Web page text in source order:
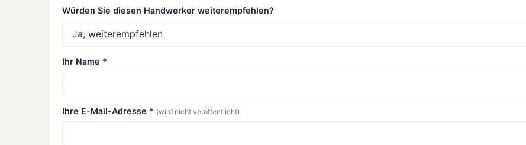
Würden Sie diesen Handwerker weiterempfehlen?
Ihr Name *
Ihre E-Mail-Adresse * (wird nicht veröffentlicht)